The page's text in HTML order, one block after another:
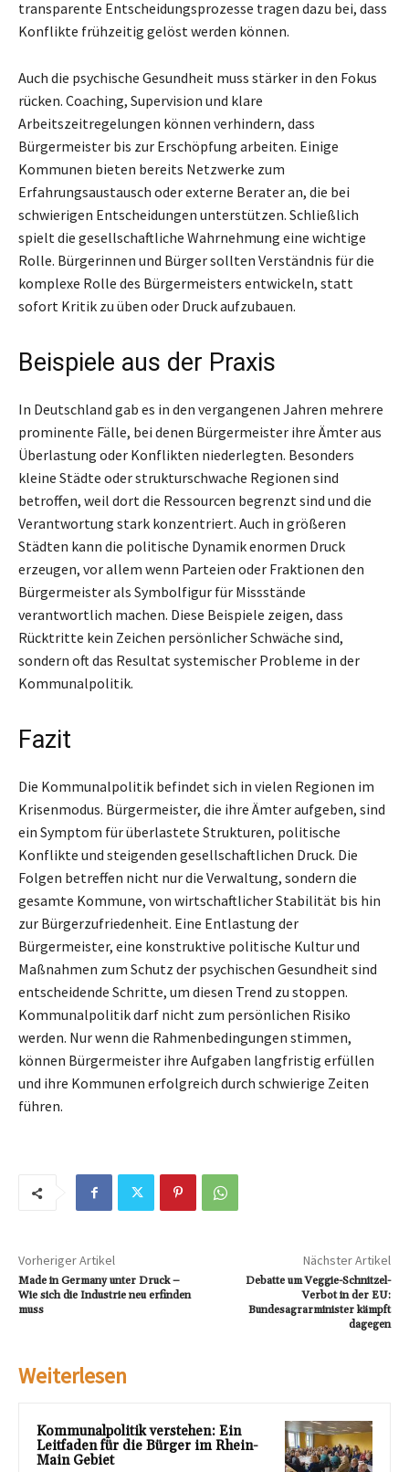
transparente Entscheidungsprozesse tragen dazu bei, dass
Konflikte frühzeitig gelöst werden können.
Auch die psychische Gesundheit muss stärker in den Fokus
rücken. Coaching, Supervision und klare
Arbeitszeitregelungen können verhindern, dass
Bürgermeister bis zur Erschöpfung arbeiten. Einige
Kommunen bieten bereits Netzwerke zum
Erfahrungsaustausch oder externe Berater an, die bei
schwierigen Entscheidungen unterstützen. Schließlich
spielt die gesellschaftliche Wahrnehmung eine wichtige
Rolle. Bürgerinnen und Bürger sollten Verständnis für die
komplexe Rolle des Bürgermeisters entwickeln, statt
sofort Kritik zu üben oder Druck aufzubauen.
Beispiele aus der Praxis
In Deutschland gab es in den vergangenen Jahren mehrere
prominente Fälle, bei denen Bürgermeister ihre Ämter aus
Überlastung oder Konflikten niederlegten. Besonders
kleine Städte oder strukturschwache Regionen sind
betroffen, weil dort die Ressourcen begrenzt sind und die
Verantwortung stark konzentriert. Auch in größeren
Städten kann die politische Dynamik enormen Druck
erzeugen, vor allem wenn Parteien oder Fraktionen den
Bürgermeister als Symbolfigur für Missstände
verantwortlich machen. Diese Beispiele zeigen, dass
Rücktritte kein Zeichen persönlicher Schwäche sind,
sondern oft das Resultat systemischer Probleme in der
Kommunalpolitik.
Fazit
Die Kommunalpolitik befindet sich in vielen Regionen im
Krisenmodus. Bürgermeister, die ihre Ämter aufgeben, sind
ein Symptom für überlastete Strukturen, politische
Konflikte und steigenden gesellschaftlichen Druck. Die
Folgen betreffen nicht nur die Verwaltung, sondern die
gesamte Kommune, von wirtschaftlicher Stabilität bis hin
zur Bürgerzufriedenheit. Eine Entlastung der
Bürgermeister, eine konstruktive politische Kultur und
Maßnahmen zum Schutz der psychischen Gesundheit sind
entscheidende Schritte, um diesen Trend zu stoppen.
Kommunalpolitik darf nicht zum persönlichen Risiko
werden. Nur wenn die Rahmenbedingungen stimmen,
können Bürgermeister ihre Aufgaben langfristig erfüllen
und ihre Kommunen erfolgreich durch schwierige Zeiten
führen.
Vorheriger Artikel
Made in Germany unter Druck –
Wie sich die Industrie neu erfinden
muss
Nächster Artikel
Debatte um Veggie-Schnitzel-
Verbot in der EU:
Bundesagrarminister kämpft
dagegen
Weiterlesen
Kommunalpolitik verstehen: Ein
Leitfaden für die Bürger im Rhein-
Main Gebiet